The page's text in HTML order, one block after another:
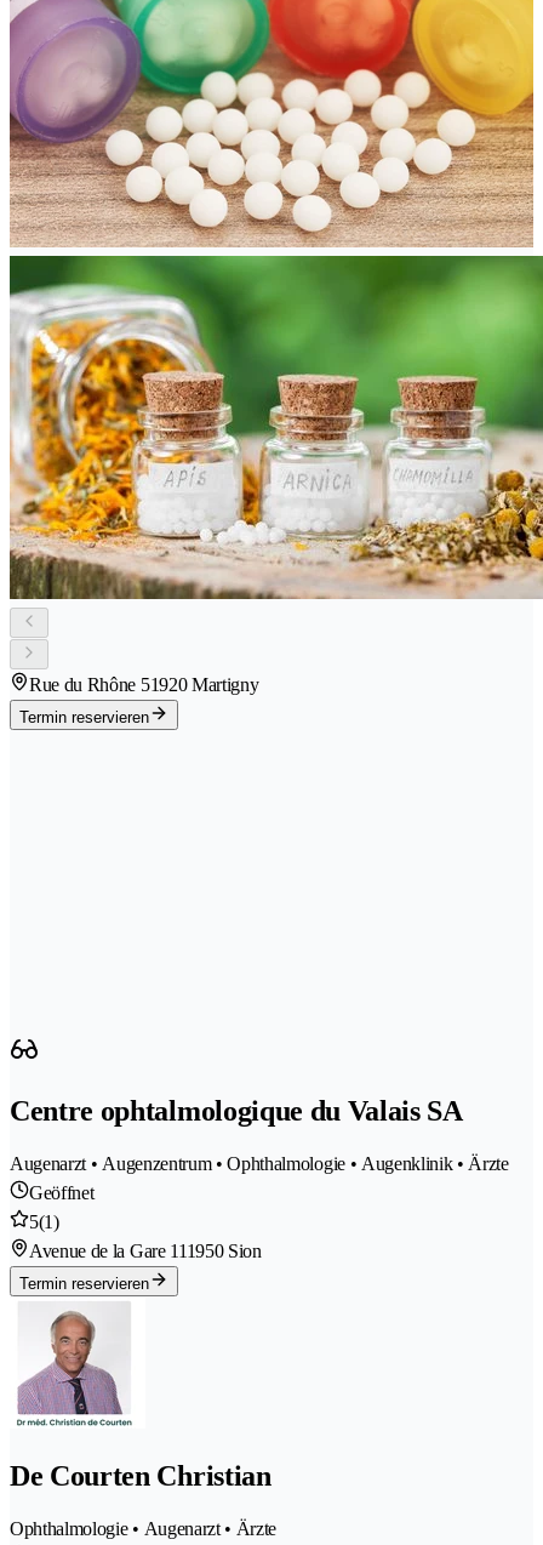
Rue du Rhône 51920 Martigny
Termin reservieren
Centre ophtalmologique du Valais SA
Augenarzt • Augenzentrum • Ophthalmologie • Augenklinik • Ärzte
Geöffnet
5(1)
Avenue de la Gare 111950 Sion
Termin reservieren
De Courten Christian
Ophthalmologie • Augenarzt • Ärzte